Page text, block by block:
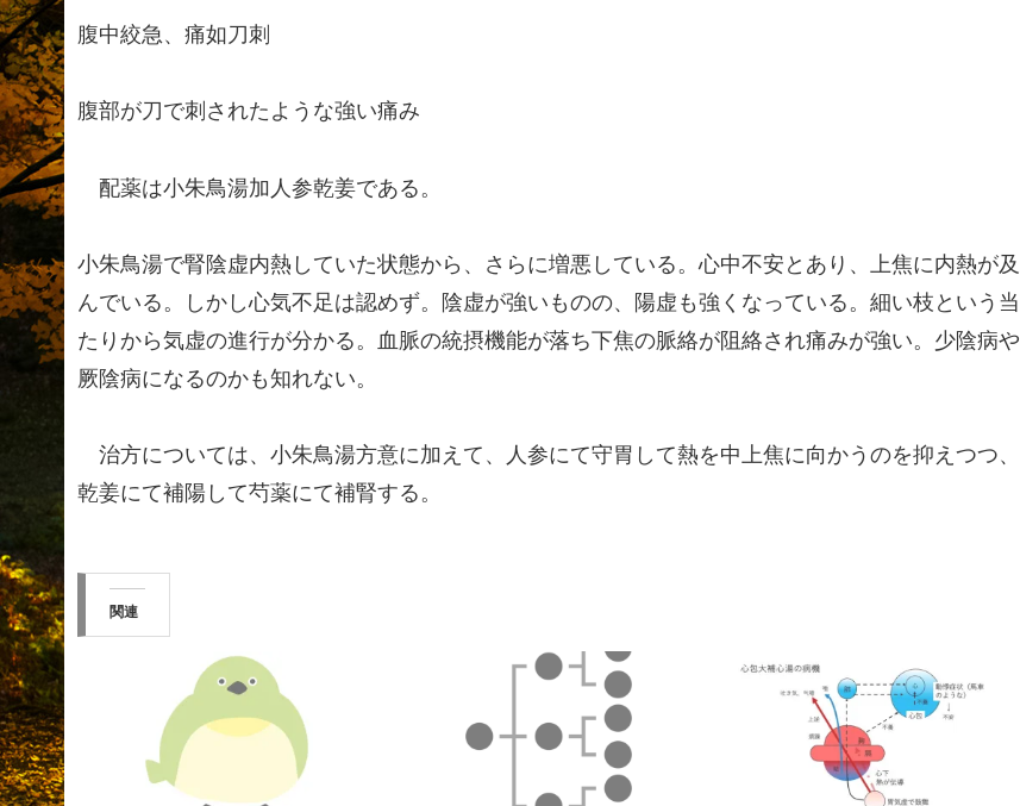
腹中絞急、痛如刀刺
腹部が刀で刺されたような強い痛み
配薬は小朱鳥湯加人参乾姜である。
小朱鳥湯で腎陰虚内熱していた状態から、さらに増悪している。心中不安とあり、上焦に内熱が及
んでいる。しかし心気不足は認めず。陰虚が強いものの、陽虚も強くなっている。細い枝という当
たりから気虚の進行が分かる。血脈の統摂機能が落ち下焦の脈絡が阻絡され痛みが強い。少陰病や
厥陰病になるのかも知れない。
治方については、小朱鳥湯方意に加えて、人参にて守胃して熱を中上焦に向かうのを抑えつつ、
乾姜にて補陽して芍薬にて補腎する。
関連